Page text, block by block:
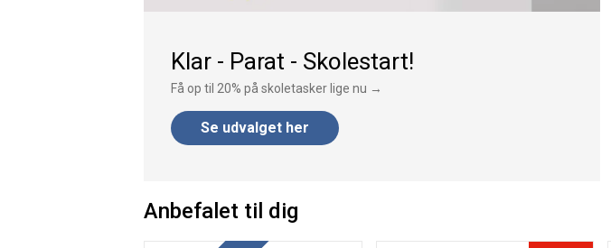
Klar - Parat - Skolestart!
Få op til 20% på skoletasker lige nu →
Se udvalget her
Anbefalet til dig